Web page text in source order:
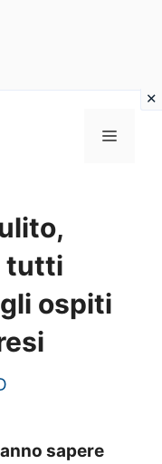
Menu
tutti
ospiti
sapere